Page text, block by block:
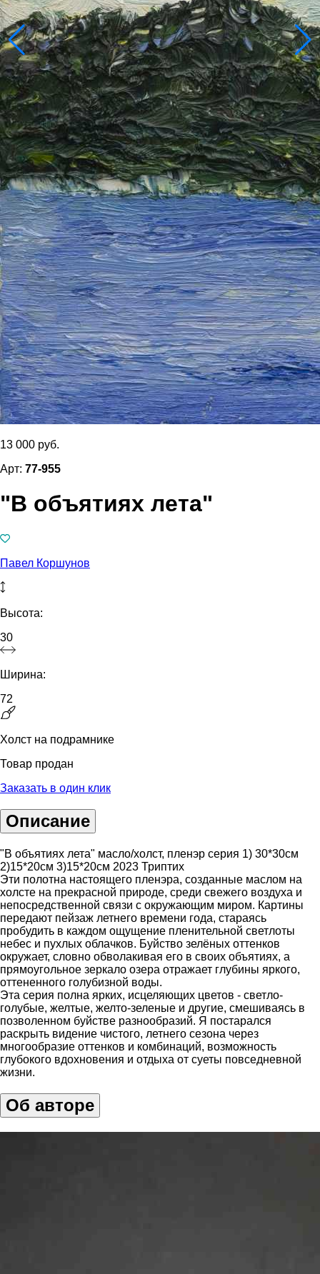
13 000 руб.
Арт: 77-955
"В объятиях лета"
Павел Коршунов
Высота:
30
Ширина:
72
Холст на подрамнике
Товар продан
Заказать в один клик
Описание
"В объятиях лета" масло/холст, пленэр серия 1) 30*30см
2)15*20см 3)15*20см 2023 Триптих
Эти полотна настоящего пленэра, созданные маслом на
холсте на прекрасной природе, среди свежего воздуха и
непосредственной связи с окружающим миром. Картины
передают пейзаж летнего времени года, стараясь
пробудить в каждом ощущение пленительной светлоты
небес и пухлых облачков. Буйство зелёных оттенков
окружает, словно обволакивая его в своих объятиях, а
прямоугольное зеркало озера отражает глубины яркого,
оттененного голубизной воды.
Эта серия полна ярких, исцеляющих цветов - светло-
голубые, желтые, желто-зеленые и другие, смешиваясь в
позволенном буйстве разнообразий. Я постарался
раскрыть видение чистого, летнего сезона через
многообразие оттенков и комбинаций, возможность
глубокого вдохновения и отдыха от суеты повседневной
жизни.
Об авторе